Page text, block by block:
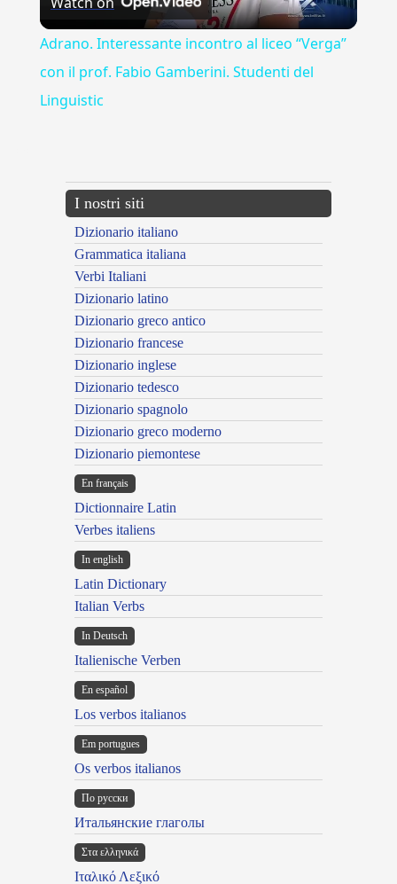
Video
Adrano. Interessante incontro al liceo “Verga”
con il prof. Fabio Gamberini. Studenti del
Linguistic
I nostri siti
Dizionario italiano
Grammatica italiana
Verbi Italiani
Dizionario latino
Dizionario greco antico
Dizionario francese
Dizionario inglese
Dizionario tedesco
Dizionario spagnolo
Dizionario greco moderno
Dizionario piemontese
En français
Dictionnaire Latin
Verbes italiens
In english
Latin Dictionary
Italian Verbs
In Deutsch
Italienische Verben
En español
Los verbos italianos
Em portugues
Os verbos italianos
По русски
Итальянские глаголы
Στα ελληνικά
Ιταλικό Λεξικό